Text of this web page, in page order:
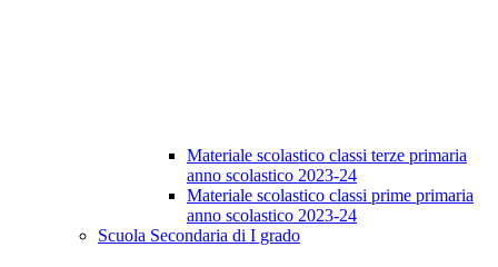
Materiale scolastico classi terze primaria
anno scolastico 2023-24
Materiale scolastico classi prime primaria
anno scolastico 2023-24
Scuola Secondaria di I grado